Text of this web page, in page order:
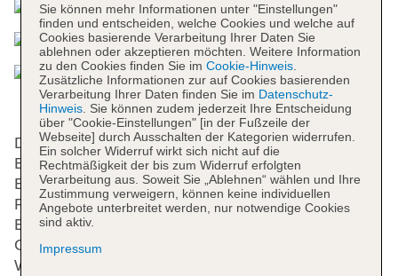
Die 72 Nichtraucherzimmer verteilen sich auf 5
Etagen und sind über einen Aufzug erreichbar.
Englisch- und deutschsprachiges Personal an der
Rezeption im Empfangsbereich steht zur Seite beim
Ein- und Auschecken. Serviceleistungen wie eine
Gepäckaufbewahrung, ein Safe, eine
Wechselstube, ein Geldautomat und ein
Sie können mehr Informationen unter "Einstellungen"
finden und entscheiden, welche Cookies und welche auf
Cookies basierende Verarbeitung Ihrer Daten Sie
ablehnen oder akzeptieren möchten. Weitere Information
zu den Cookies finden Sie im Cookie-Hinweis.
Zusätzliche Informationen zur auf Cookies basierenden
Verarbeitung Ihrer Daten finden Sie im Datenschutz-
Hinweis. Sie können zudem jederzeit Ihre Entscheidung
über "Cookie-Einstellungen" [in der Fußzeile der
Webseite] durch Ausschalten der Kategorien widerrufen.
Ein solcher Widerruf wirkt sich nicht auf die
Rechtmäßigkeit der bis zum Widerruf erfolgten
Verarbeitung aus. Soweit Sie „Ablehnen“ wählen und Ihre
Zustimmung verweigern, können keine individuellen
Angebote unterbreitet werden, nur notwendige Cookies
sind aktiv.
Impressum